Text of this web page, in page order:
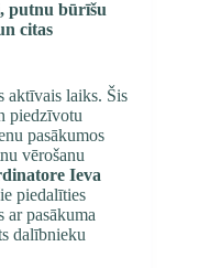
putnu būrīšu
citas
aktīvais laiks. Šis
piedzīvotu
pasākumos
vērošanu
Ieva
piedalīties
ar pasākuma
dalībnieku